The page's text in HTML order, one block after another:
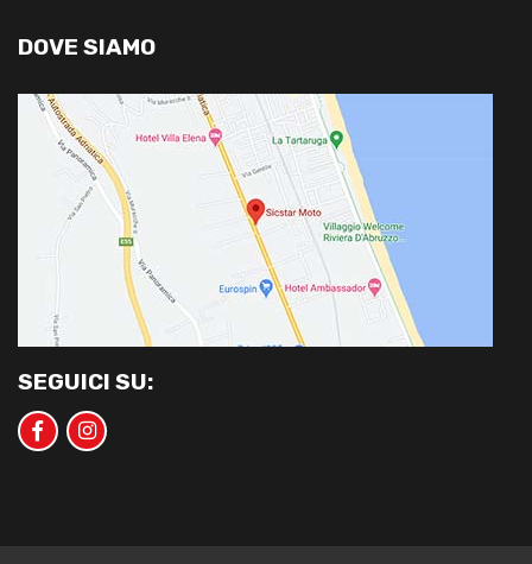
DOVE SIAMO
SEGUICI SU: